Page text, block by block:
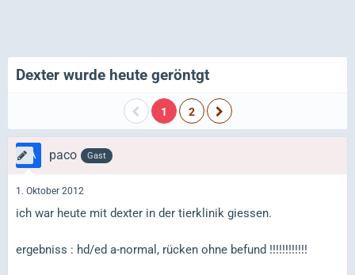
Dexter wurde heute geröntgt
1 2
paco Gast
1. Oktober 2012
ich war heute mit dexter in der tierklinik giessen.
ergebniss : hd/ed a-normal, rücken ohne befund !!!!!!!!!!!!